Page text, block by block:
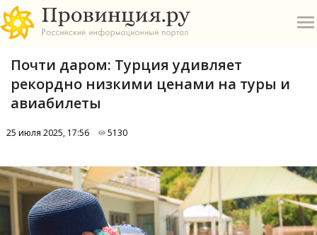
А
Б
П
Почти даром: Турция удивляет
рекордно низкими ценами на туры и
авиабилеты
25 июля 2025, 17:56 5130